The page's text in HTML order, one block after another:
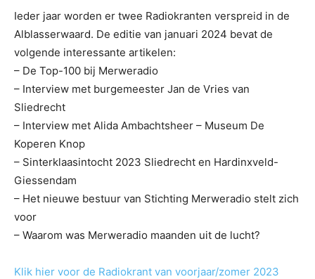
Ieder jaar worden er twee Radiokranten verspreid in de
Alblasserwaard. De editie van januari 2024 bevat de
volgende interessante artikelen:
– De Top-100 bij Merweradio
– Interview met burgemeester Jan de Vries van
Sliedrecht
– Interview met Alida Ambachtsheer – Museum De
Koperen Knop
– Sinterklaasintocht 2023 Sliedrecht en Hardinxveld-
Giessendam
– Het nieuwe bestuur van Stichting Merweradio stelt zich
voor
– Waarom was Merweradio maanden uit de lucht?
Klik hier voor de Radiokrant van voorjaar/zomer 2023